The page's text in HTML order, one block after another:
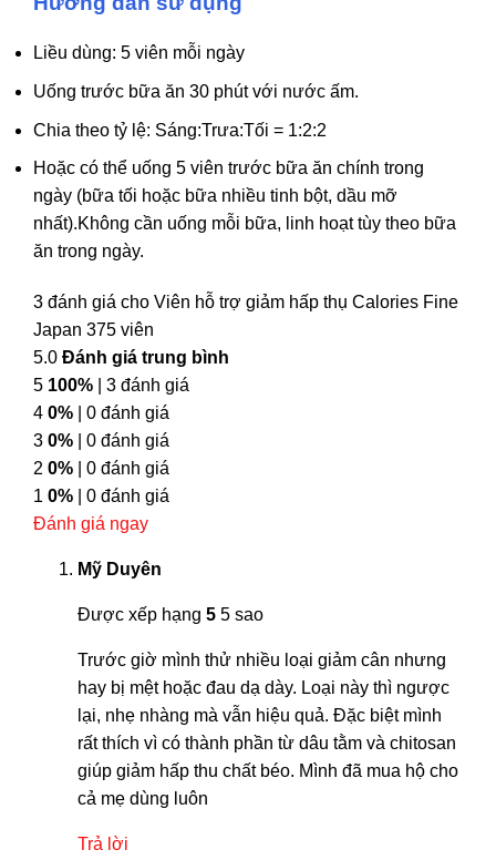
Liều dùng: 5 viên mỗi ngày
Uống trước bữa ăn 30 phút với nước ấm.
Chia theo tỷ lệ: Sáng:Trưa:Tối = 1:2:2
Hoặc có thể uống 5 viên trước bữa ăn chính trong
ngày (bữa tối hoặc bữa nhiều tinh bột, dầu mỡ
nhất).Không cần uống mỗi bữa, linh hoạt tùy theo bữa
ăn trong ngày.
3 đánh giá cho Viên hỗ trợ giảm hấp thụ Calories Fine
Japan 375 viên
5.0 Đánh giá trung bình
5 100% | 3 đánh giá
4 0% | 0 đánh giá
3 0% | 0 đánh giá
2 0% | 0 đánh giá
1 0% | 0 đánh giá
Đánh giá ngay
Mỹ Duyên
Được xếp hạng 5 5 sao
Trước giờ mình thử nhiều loại giảm cân nhưng
hay bị mệt hoặc đau dạ dày. Loại này thì ngược
lại, nhẹ nhàng mà vẫn hiệu quả. Đặc biệt mình
rất thích vì có thành phần từ dâu tằm và chitosan
giúp giảm hấp thu chất béo. Mình đã mua hộ cho
cả mẹ dùng luôn
Trả lời